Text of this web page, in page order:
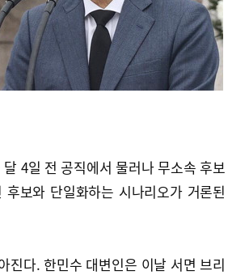
4일 전 공직에서 물러나 무소속 후보
보와 단일화하는 시나리오가 거론된
진다. 한민수 대변인은 이날 서면 브리